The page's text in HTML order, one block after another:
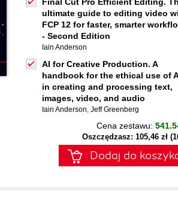
ultimate guide to editing video
FCP 12 for faster, smarter
- Second Edition
Iain Anderson
AI for Creative Production. A
handbook for the ethical use of
in creating and processing text,
images, video, and audio
Iain Anderson, Jeff Greenberg
Cena zestawu:
Oszczędzasz: 105,46 zł
Dodaj do